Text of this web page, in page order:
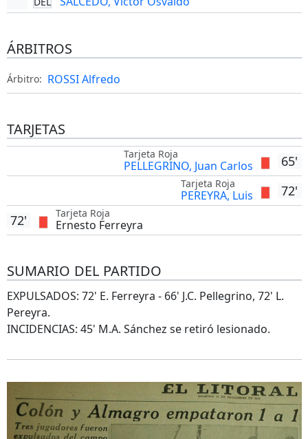
ÁRBITROS
Árbitro: ROSSI Alfredo
TARJETAS
65'
Tarjeta Roja
PELLEGRINO, Juan Carlos
72'
Tarjeta Roja
PEREYRA, Luis
Tarjeta Roja
Ernesto Ferreyra
72'
SUMARIO DEL PARTIDO
EXPULSADOS: 72' E. Ferreyra - 66' J.C. Pellegrino, 72' L.
Pereyra.
INCIDENCIAS: 45' M.A. Sánchez se retiró lesionado.